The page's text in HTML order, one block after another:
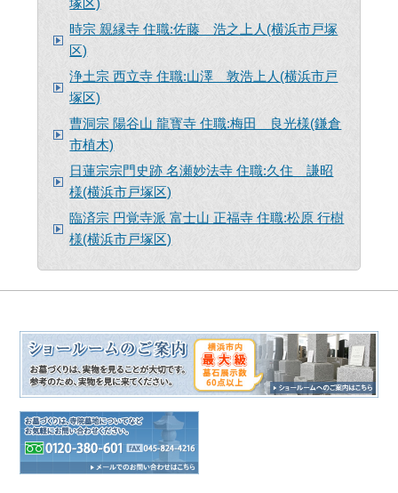
時宗 親縁寺 住職:佐藤 浩之上人(横浜市戸塚
区)
浄土宗 西立寺 住職:山澤 敦浩上人(横浜市戸
塚区)
曹洞宗 陽谷山 龍寳寺 住職:梅田 良光様(鎌倉
市植木)
日蓮宗宗門史跡 名瀬妙法寺 住職:久住 謙昭
様(横浜市戸塚区)
臨済宗 円覚寺派 富士山 正福寺 住職:松原 行樹
様(横浜市戸塚区)